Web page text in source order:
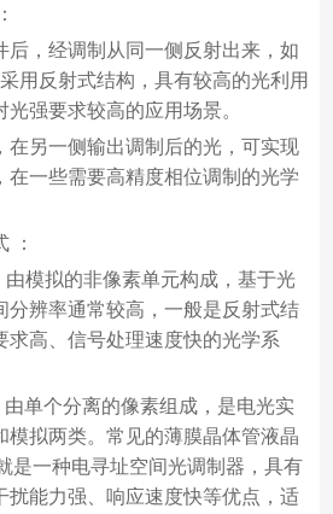
后，经调制从同一侧反射出来，如
用反射式结构，具有较高的光利用
强要求较高的应用场景。
在另一侧输出调制后的光，可实现
在一些需要高精度相位调制的光学
：
模拟的非像素单元构成，基于光
分辨率通常较高，一般是反射式结
求高、信号处理速度快的光学系
单个分离的像素组成，是电光实
模拟两类。常见的薄膜晶体管液晶
是一种电寻址空间光调制器，具有
扰能力强、响应速度快等优点，适